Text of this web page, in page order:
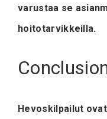
varustaa se
hoitotarvikkeilla.
Hevoskilpailut